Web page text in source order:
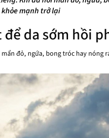
mạnh trở lại
da sớm hồi
đỏ, ngứa, bong tróc hay nóng